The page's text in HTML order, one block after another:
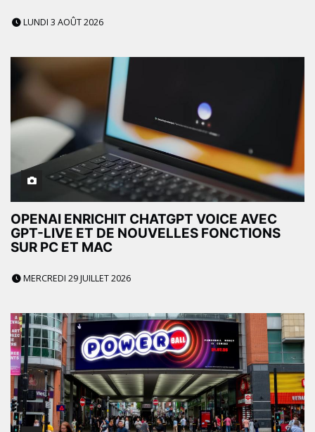
LUNDI 3 AOÛT 2026
OPENAI ENRICHIT CHATGPT VOICE AVEC
GPT-LIVE ET DE NOUVELLES FONCTIONS
SUR PC ET MAC
MERCREDI 29 JUILLET 2026